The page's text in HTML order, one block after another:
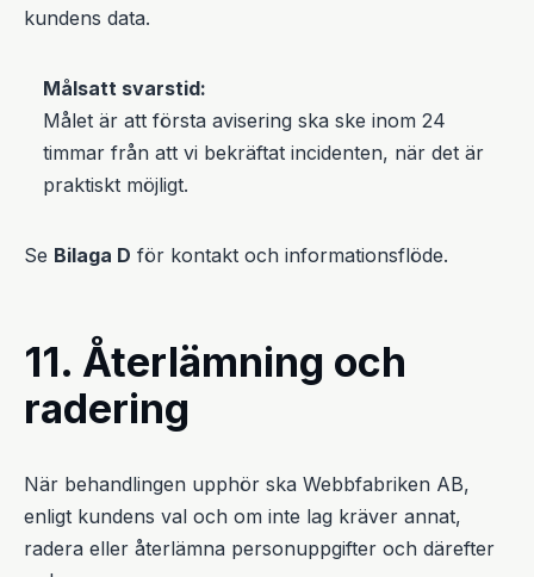
kundens data.
Målsatt svarstid:
Målet är att första avisering ska ske inom 24
timmar från att vi bekräftat incidenten, när det är
praktiskt möjligt.
Se Bilaga D för kontakt och informationsflöde.
11. Återlämning och
radering
När behandlingen upphör ska Webbfabriken AB,
enligt kundens val och om inte lag kräver annat,
radera eller återlämna personuppgifter och därefter